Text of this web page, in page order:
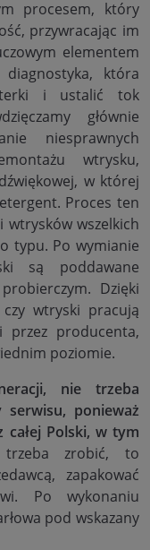
procesem, który
przywracając im
elementem
która
i ustalić tok
głównie
niesprawnych
wtrysku,
w której
Proces ten
wtrysków wszelkich
typu. Po wymianie
są poddawane
Dzięki
wtryski pracują
przez producenta,
poziomie.
nie trzeba
serwisu, ponieważ
całej Polski, w tym
zrobić, to
zapakować
Po wykonaniu
pod wskazany